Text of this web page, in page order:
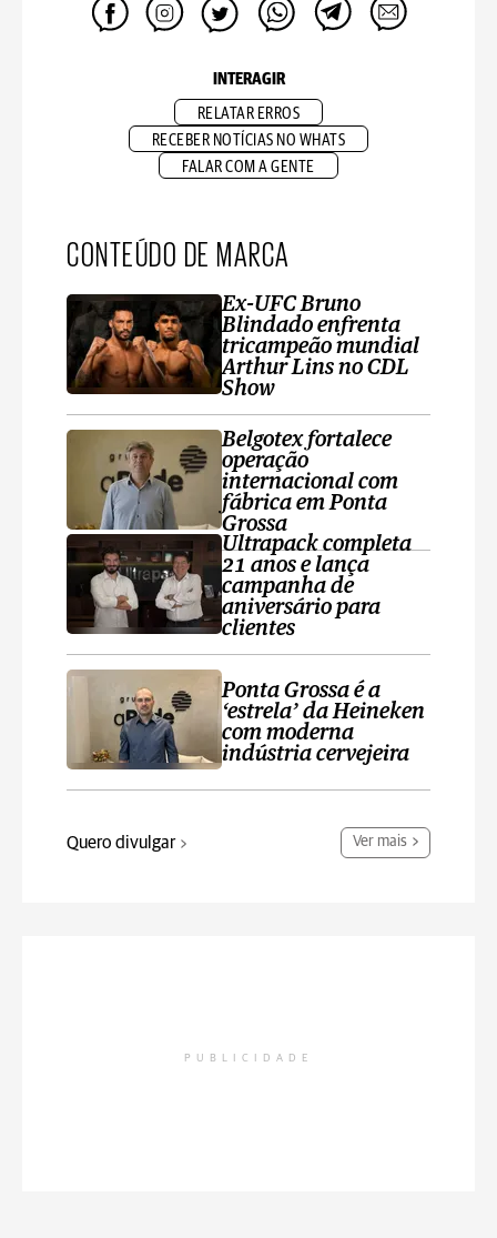
INTERAGIR
RELATAR ERROS
RECEBER NOTÍCIAS NO WHATS
FALAR COM A GENTE
CONTEÚDO DE MARCA
Ex-UFC Bruno
Blindado enfrenta
tricampeão mundial
Arthur Lins no CDL
Show
Belgotex fortalece
operação
internacional com
fábrica em Ponta
Grossa
Ultrapack completa
21 anos e lança
campanha de
aniversário para
clientes
Ponta Grossa é a
‘estrela’ da Heineken
com moderna
indústria cervejeira
Quero divulgar Ver mais
PUBLICIDADE